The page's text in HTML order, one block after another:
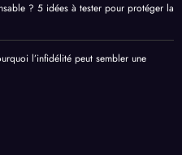
? 5 idées à tester pour protéger la
l’infidélité peut sembler une